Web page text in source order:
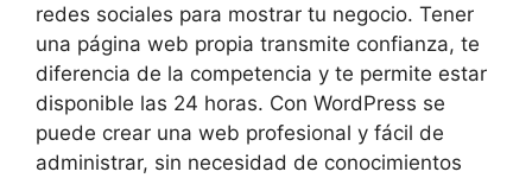
redes sociales para mostrar tu negocio. Tener
una página web propia transmite confianza, te
diferencia de la competencia y te permite estar
disponible las 24 horas. Con WordPress se
puede crear una web profesional y fácil de
administrar, sin necesidad de conocimientos